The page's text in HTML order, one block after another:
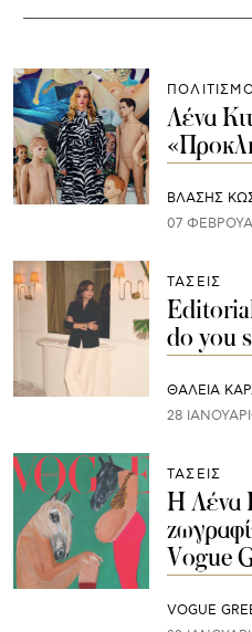
Λένα
ΒΛΑΣΗΣ
07
ΤΑΣΕΙΣ
do you
ΘΑΛΕΙΑ
28
ΤΑΣΕΙΣ
Η Λένα
Vogue
VOGUE